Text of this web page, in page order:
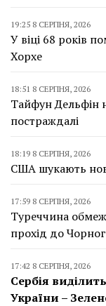
19:25 8 СЕРПНЯ, 2026
У віці 68 років
Хорхе
18:51 8 СЕРПНЯ, 2026
Тайфун Дельфін
постраждалі
18:19 8 СЕРПНЯ, 2026
США шукають
17:59 8 СЕРПНЯ, 2026
Туреччина
прохід до
17:42 8 СЕРПНЯ, 2026
Сербія
України –